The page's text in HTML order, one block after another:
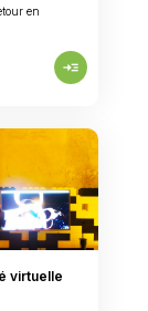
en
read_more
virtuelle